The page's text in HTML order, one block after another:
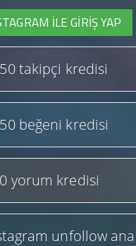
İLE GIRIŞ YAP
takipçi kredisi
beğeni kredisi
yorum kredisi
unfollow